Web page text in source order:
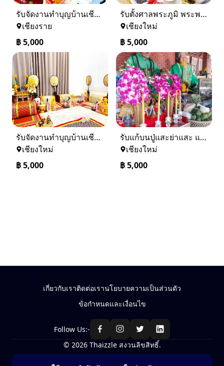
รับจัดงานทำบุญบ้านเชียงราย-เชียงใหม่ 0884158464
เชียงราย
฿5,000
รับตั้งศาลพระภูมิ พระพรหมเชียงใหม่ และทั่วภาคเหนือ 0884158464
เชียงใหม่
฿5,000
รับจัดงานทำบุญบ้านเชียงใหม่-เชียงราย และทั่วภาคเหนือ 0884158464
เชียงใหม่
฿5,000
รับแก้บนปู่แสะย่าแสะ และรับแก้บนทั่วภาคเหนือ 0884158464
เชียงใหม่
฿5,000
เกี่ยวกับเราติดต่อเรานโยบายความเป็นส่วนตัว
ข้อกำหนดและเงื่อนไข
Follow Us:-
© 2026 Thaizzle สงวนลิขสิทธิ์.